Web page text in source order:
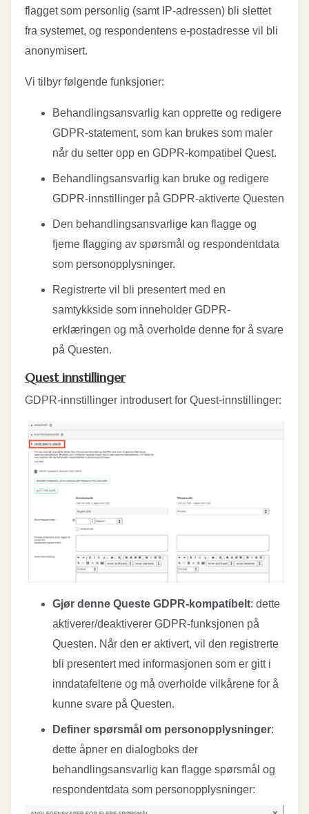
flagget som personlig (samt IP-adressen) bli slettet
fra systemet, og respondentens e-postadresse vil bli
anonymisert.
Vi tilbyr følgende funksjoner:
Behandlingsansvarlig kan opprette og redigere
GDPR-statement, som kan brukes som maler
når du setter opp en GDPR-kompatibel Quest.
Behandlingsansvarlig kan bruke og redigere
GDPR-innstillinger på GDPR-aktiverte Questen
Den behandlingsansvarlige kan flagge og
fjerne flagging av spørsmål og respondentdata
som personopplysninger.
Registrerte vil bli presentert med en
samtykkside som inneholder GDPR-
erklæringen og må overholde denne for å svare
på Questen.
Quest innstillinger
GDPR-innstillinger introdusert for Quest-innstillinger:
Gjør denne Queste GDPR-kompatibelt: dette
aktiverer/deaktiverer GDPR-funksjonen på
Questen. Når den er aktivert, vil den registrerte
bli presentert med informasjonen som er gitt i
inndatafeltene og må overholde vilkårene for å
kunne svare på Questen.
Definer spørsmål om personopplysninger:
dette åpner en dialogboks der
behandlingsansvarlig kan flagge spørsmål og
respondentdata som personopplysninger: